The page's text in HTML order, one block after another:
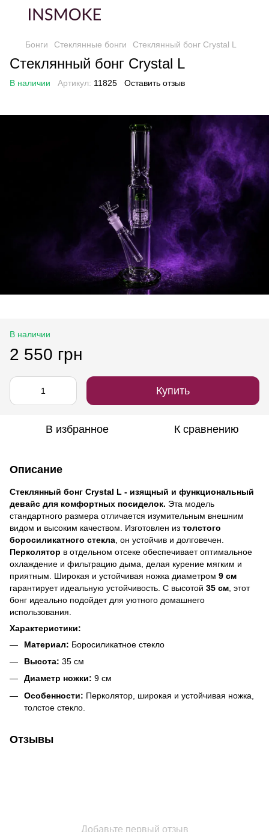
Бонги Стеклянные бонги Стеклянный бонг Crystal L
Стеклянный бонг Crystal L
В наличии Артикул: 11825 Оставить отзыв
В наличии
2 550 грн
Купить
В избранное К сравнению
Описание
Стеклянный бонг Crystal L - изящный и функциональный
девайс для комфортных посиделок. Эта модель
стандартного размера отличается изумительным внешним
видом и высоким качеством. Изготовлен из толстого
боросиликатного стекла , он устойчив и долговечен.
Перколятор в отдельном отсеке обеспечивает оптимальное
охлаждение и фильтрацию дыма, делая курение мягким и
приятным. Широкая и устойчивая ножка диаметром 9 см
гарантирует идеальную устойчивость. С высотой 35 см , этот
бонг идеально подойдет для уютного домашнего
использования.
Характеристики:
Материал: Боросиликатное стекло
Высота: 35 см
Диаметр ножки: 9 см
Особенности: Перколятор, широкая и устойчивая ножка,
толстое стекло.
Отзывы
Добавьте первый отзыв